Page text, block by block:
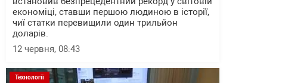
економіці, ставши першою людиною в історії,
чиї статки перевищили один трильйон
доларів.
12 червня, 08:43
Технології